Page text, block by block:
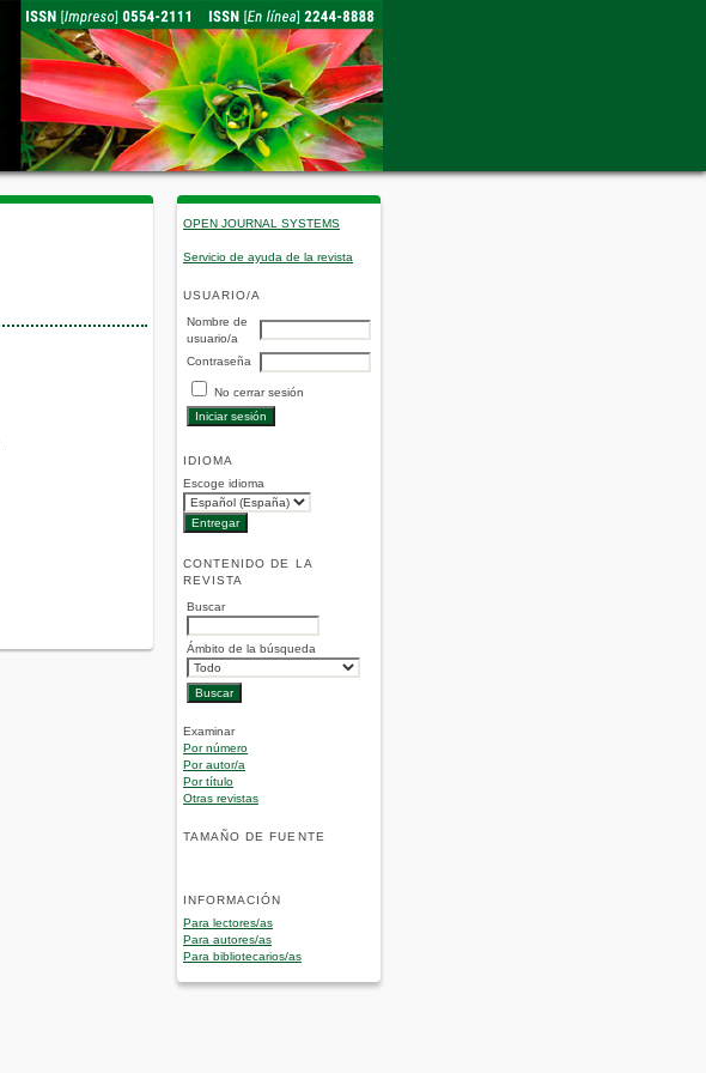
OPEN JOURNAL SYSTEMS
Servicio de ayuda de la revista
USUARIO/A
Nombre de
usuario/a
Contraseña
No cerrar sesión
IDIOMA
Escoge idioma
CONTENIDO DE LA
REVISTA
Buscar
Ámbito de la búsqueda
Examinar
Por número
Por autor/a
Por título
Otras revistas
TAMAÑO DE FUENTE
INFORMACIÓN
Para lectores/as
Para autores/as
Para bibliotecarios/as